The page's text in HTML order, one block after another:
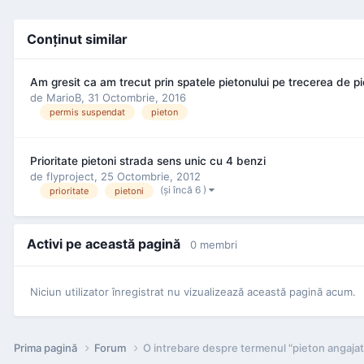
Conţinut similar
Am gresit ca am trecut prin spatele pietonului pe trecerea de
de MarioB, 31 Octombrie, 2016
permis suspendat pieton
Prioritate pietoni strada sens unic cu 4 benzi
de flyproject, 25 Octombrie, 2012
prioritate pietoni (şi încă 6 )
Activi pe această pagină 0 membri
Niciun utilizator înregistrat nu vizualizează această pagină acum.
Prima pagină Forum O intrebare despre termenul "pieton